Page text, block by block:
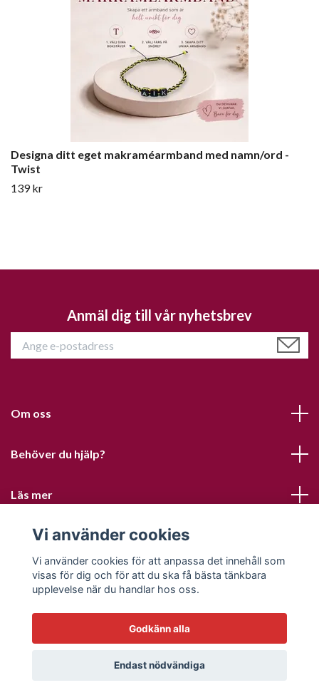
Designa ditt eget makraméarmband med namn/ord -
Twist
139 kr
Anmäl dig till vår nyhetsbrev
Om oss
Behöver du hjälp?
Läs mer
Sociala medier
© 2026 Sofias PysselParadis
Vi använder cookies
Vi använder cookies för att anpassa det innehåll som
visas för dig och för att du ska få bästa tänkbara
upplevelse när du handlar hos oss.
Godkänn alla
Endast nödvändiga